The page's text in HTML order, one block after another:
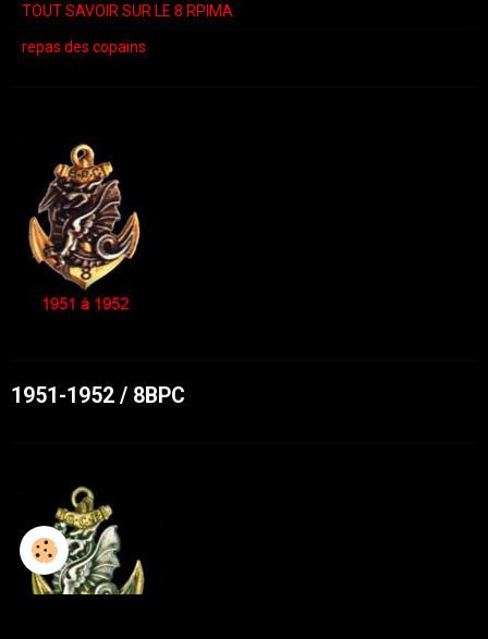
TOUT SAVOIR SUR LE 8 RPIMA
repas des copains
1951-1952 / 8BPC